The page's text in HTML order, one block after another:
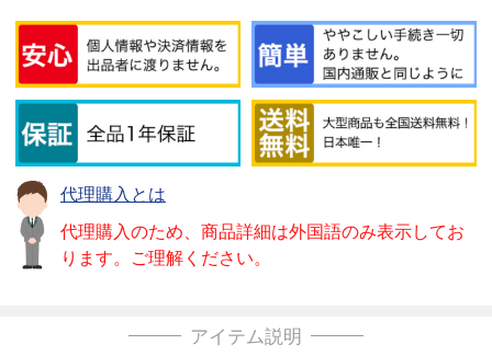
代理購入とは
代理購入のため、商品詳細は外国語のみ表示してお
ります。ご理解ください。
アイテム説明